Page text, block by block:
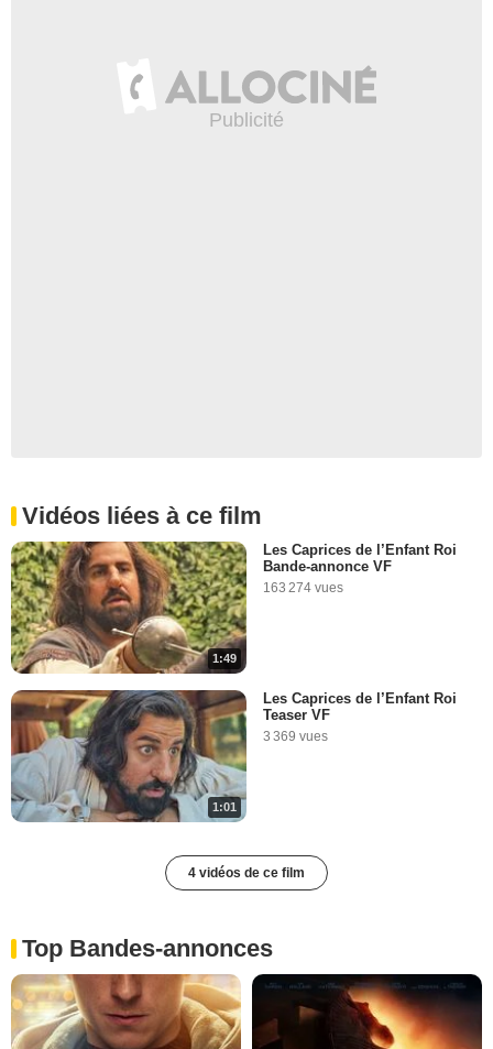
Vidéos liées à ce film
1:49
Les Caprices de l’Enfant Roi
Bande-annonce VF
163 274 vues
1:01
Les Caprices de l’Enfant Roi
Teaser VF
3 369 vues
4 vidéos de ce film
Top Bandes-annonces